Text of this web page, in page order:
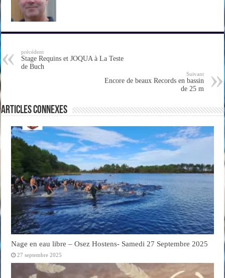
précédent
Stage Requins et JOQUA à La Teste
de Buch
Suivant
Encore de beaux Records en bassin
de 25 m
Articles connexes
Nage en eau libre – Osez Hostens- Samedi 27 Septembre 2025
27 septembre 2025